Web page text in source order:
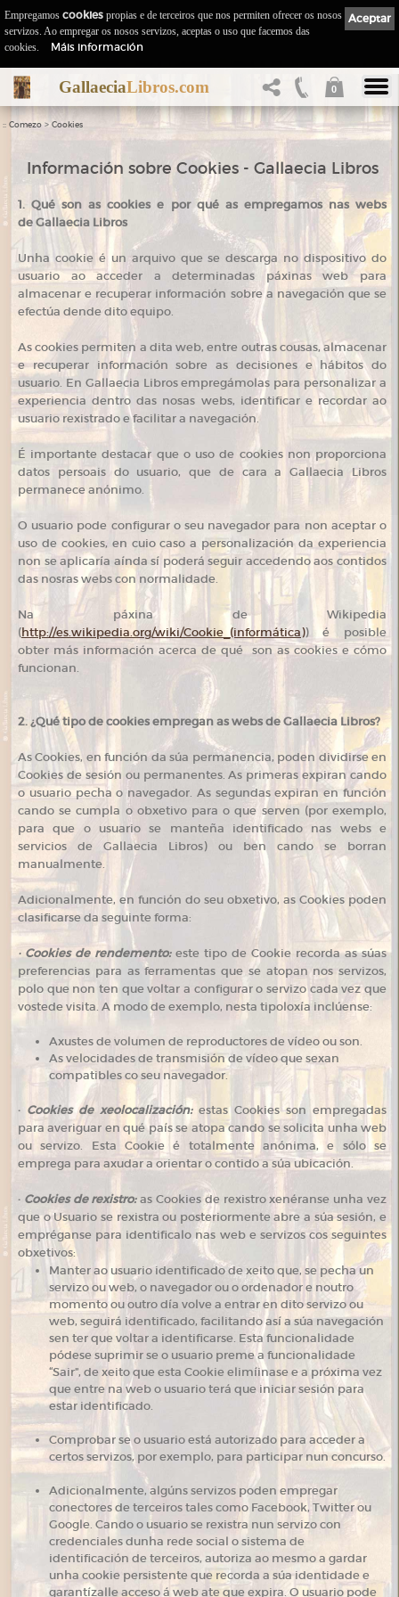
GallaeciaLibros.com 0
:: Comezo > Cookies
Información sobre Cookies - Gallaecia Libros
1. Qué son as cookies e por qué as empregamos nas webs
de Gallaecia Libros
Unha cookie é un arquivo que se descarga no dispositivo do
usuario ao acceder a determinadas páxinas web para
almacenar e recuperar información sobre a navegación que se
efectúa dende dito equipo.
As cookies permiten a dita web, entre outras cousas, almacenar
e recuperar información sobre as decisiones e hábitos do
usuario. En Gallaecia Libros empregámolas para personalizar a
experiencia dentro das nosas webs, identificar e recordar ao
usuario rexistrado e facilitar a navegación.
É importante destacar que o uso de cookies non proporciona
datos persoais do usuario, que de cara a Gallaecia Libros
permanece anónimo.
O usuario pode configurar o seu navegador para non aceptar o
uso de cookies, en cuio caso a personalización da experiencia
non se aplicaría aínda sí poderá seguir accedendo aos contidos
das nosras webs con normalidade.
Na páxina de Wikipedia
(http://es.wikipedia.org/wiki/Cookie_(informática)) é posible
obter más información acerca de qué son as cookies e cómo
funcionan.
2. ¿Qué tipo de cookies empregan as webs deGallaecia Libros?
As Cookies, en función da súa permanencia, poden dividirse en
Cookies de sesión ou permanentes. As primeras expiran cando
o usuario pecha o navegador. As segundas expiran en función
cando se cumpla o obxetivo para o que serven (por exemplo,
para que o usuario se manteña identificado nas webs e
servicios de Gallaecia Libros) ou ben cando se borran
manualmente.
Adicionalmente, en función do seu obxetivo, as Cookies poden
clasificarse da seguinte forma:
· Cookies de rendemento:este tipo de Cookie recorda as súas
preferencias para as ferramentas que se atopan nos servizos,
polo que non ten que voltar a configurar o servizo cada vez que
vostede visita. A modo de exemplo, nesta tipoloxía inclúense:
Axustes de volumen de reproductores de vídeo ou son.
As velocidades de transmisión de vídeo que sexan
compatibles co seu navegador.
· Cookies de xeolocalización:estas Cookies son empregadas
para averiguar en qué país se atopa cando se solicita unha web
ou servizo. Esta Cookie é totalmente anónima, e sólo se
emprega para axudar a orientar o contido a súa ubicación.
· Cookies de rexistro:as Cookies de rexistro xenéranse unha vez
que o Usuario se rexistra ou posteriormente abre a súa sesión, e
empréganse para identificalo nas web e servizos cos seguintes
obxetivos:
Manter ao usuario identificado de xeito que, se pecha un
servizo ou web, o navegador ou o ordenador e noutro
momento ou outro día volve a entrar en dito servizo ou
web, seguirá identificado, facilitando así a súa navegación
sen ter que voltar a identificarse. Esta funcionalidade
pódese suprimir se o usuario preme a funcionalidade
“Sair”, de xeito que esta Cookie elimíinase e a próxima vez
que entre na web o usuario terá que iniciar sesión para
estar identificado.
Comprobar se o usuario está autorizado para acceder a
certos servizos, por exemplo, para participar nun concurso.
Adicionalmente, algúns servizos poden empregar
conectores de terceiros tales como Facebook, Twitter ou
Google. Cando o usuario se rexistra nun servizo con
credenciales dunha rede social o sistema de
identificación de terceiros, autoriza ao mesmo a gardar
unha cookie persistente que recorda a súa identidade e
garantízalle acceso á web ate que expira. O usuario pode
Aceptar
Empregamos cookies propias e de terceiros que nos permiten ofrecer os nosos
servizos. Ao empregar os nosos servizos, aceptas o uso que facemos das
cookies.
Máis información